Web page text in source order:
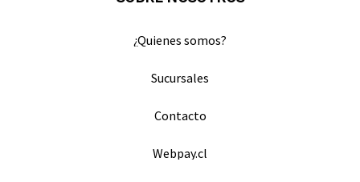
¿Quienes somos?
Sucursales
Contacto
Webpay.cl